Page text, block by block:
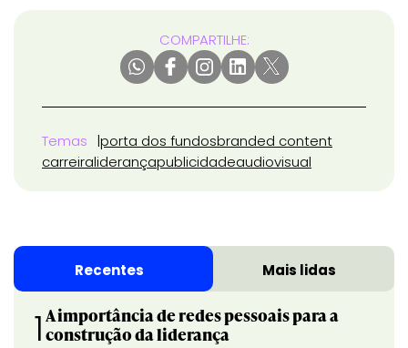
COMPARTILHE:
Temas porta dos fundosbranded content
carreiraliderançapublicidadeaudiovisual
Recentes Mais lidas
1 A importância de redes pessoais para a
construção da liderança